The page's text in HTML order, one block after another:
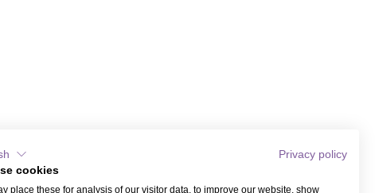
Privacy policy
cookies
place these for analysis of our visitor data, to improve our website, show